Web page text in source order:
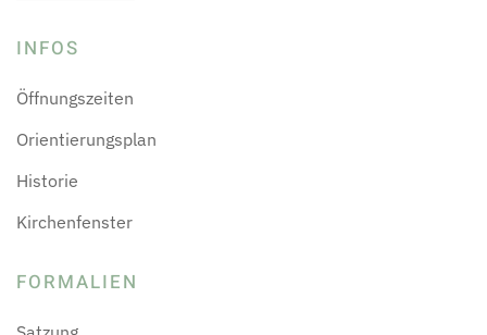
INFOS
Öffnungszeiten
Orientierungsplan
Historie
Kirchenfenster
FORMALIEN